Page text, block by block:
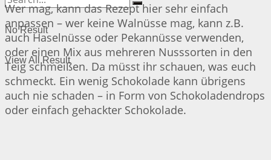
No Result
View All Result
Wer mag, kann das Rezept hier sehr einfach
anpassen – wer keine Walnüsse mag, kann z.B.
auch Haselnüsse oder Pekannüsse verwenden,
oder einen Mix aus mehreren Nusssorten in den
Teig schmeißen. Da müsst ihr schauen, was euch
schmeckt. Ein wenig Schokolade kann übrigens
auch nie schaden – in Form von Schokoladendrops
oder einfach gehackter Schokolade.